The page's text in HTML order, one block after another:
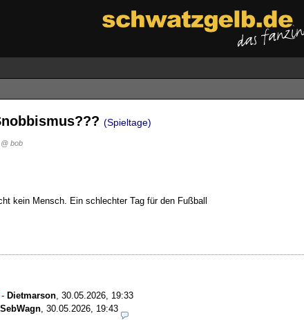
(Spieltage)
@ bob
kein Mensch. Ein schlechter Tag für den Fußball
- Dietmarson, 30.05.2026, 19:33
SebWagn, 30.05.2026, 19:43